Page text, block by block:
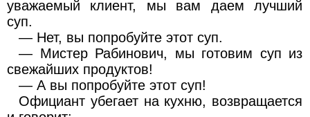
уважаемый клиент, мы вам даем лучший
суп.
— Нет, вы попробуйте этот суп.
— Мистер Рабинович, мы готовим суп из
свежайших продуктов!
— А вы попробуйте этот суп!
Официант убегает на кухню, возвращается